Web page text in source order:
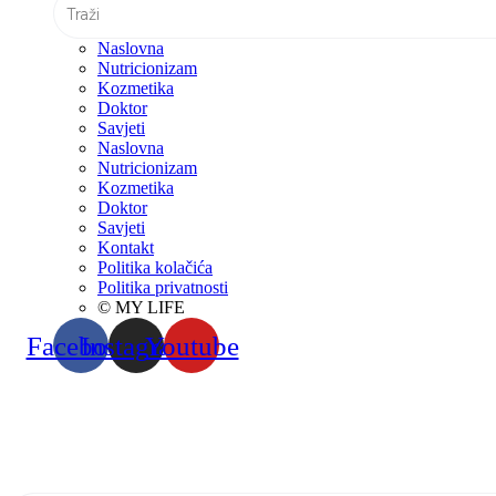
Naslovna
Nutricionizam
Kozmetika
Doktor
Savjeti
Naslovna
Nutricionizam
Kozmetika
Doktor
Savjeti
Kontakt
Politika kolačića
Politika privatnosti
© MY LIFE
FacebookInstagramYoutube